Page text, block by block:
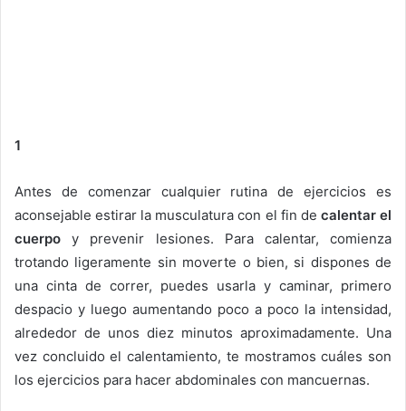
1
Antes de comenzar cualquier rutina de ejercicios es
aconsejable estirar la musculatura con el fin de calentar el
cuerpo y prevenir lesiones. Para calentar, comienza
trotando ligeramente sin moverte o bien, si dispones de
una cinta de correr, puedes usarla y caminar, primero
despacio y luego aumentando poco a poco la intensidad,
alrededor de unos diez minutos aproximadamente. Una
vez concluido el calentamiento, te mostramos cuáles son
los ejercicios para hacer abdominales con mancuernas.